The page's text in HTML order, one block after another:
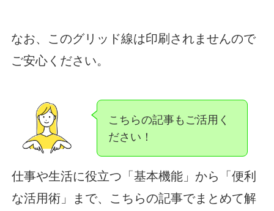
なお、このグリッド線は印刷されませんので
ご安心ください。
こちらの記事もご活用く
ださい！
仕事や生活に役立つ「基本機能」から「便利
な活用術」まで、こちらの記事でまとめて解